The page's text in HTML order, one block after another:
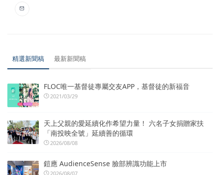
精選新聞稿 最新新聞稿
FLOC唯一基督徒專屬交友APP，基督徒的新福音
2021/03/29
天上父親的愛延續化作希望力量！ 六名子女捐贈家扶
「南投映全號」延續善的循環
2026/08/08
鎧應 AudienceSense 臉部辨識功能上市
2026/08/07